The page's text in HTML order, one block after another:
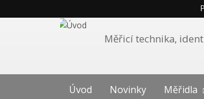
Měřicí technika,
Úvod Novinky Měřidla